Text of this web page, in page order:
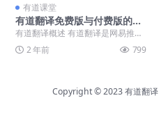
有道课堂
有道翻译免费版与付费版的差
异：全面对比与选择指南
有道翻译概述 有道翻译是网易推出
的一款广受欢迎的翻译工具，支持
多种语言的即时翻译...
2 年前 799
Copyright © 2023有道翻译